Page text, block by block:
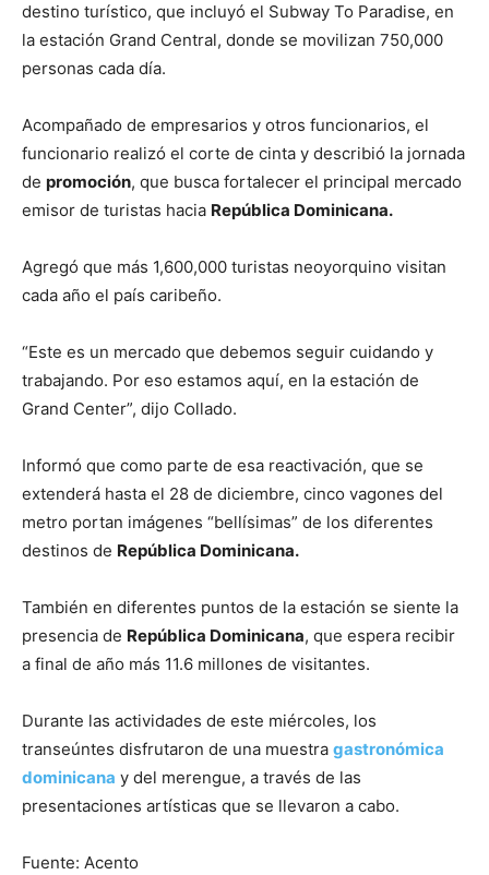
destino turístico, que incluyó el Subway To Paradise, en
la estación Grand Central, donde se movilizan 750,000
personas cada día.
Acompañado de empresarios y otros funcionarios, el
funcionario realizó el corte de cinta y describió la jornada
de promoción, que busca fortalecer el principal mercado
emisor de turistas hacia República Dominicana.
Agregó que más 1,600,000 turistas neoyorquino visitan
cada año el país caribeño.
“Este es un mercado que debemos seguir cuidando y
trabajando. Por eso estamos aquí, en la estación de
Grand Center”, dijo Collado.
Informó que como parte de esa reactivación, que se
extenderá hasta el 28 de diciembre, cinco vagones del
metro portan imágenes “bellísimas” de los diferentes
destinos de República Dominicana.
También en diferentes puntos de la estación se siente la
presencia de República Dominicana, que espera recibir
a final de año más 11.6 millones de visitantes.
Durante las actividades de este miércoles, los
transeúntes disfrutaron de una muestra gastronómica
dominicana y del merengue, a través de las
presentaciones artísticas que se llevaron a cabo.
Fuente: Acento